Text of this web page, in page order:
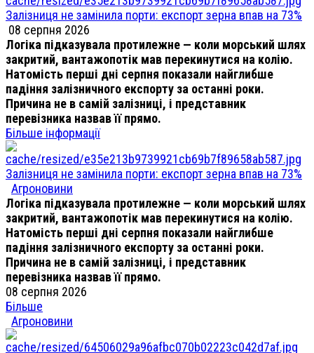
Залізниця не замінила порти: експорт зерна впав на 73%
08 серпня 2026
Логіка підказувала протилежне — коли морський шлях
закритий, вантажопотік мав перекинутися на колію.
Натомість перші дні серпня показали найглибше
падіння залізничного експорту за останні роки.
Причина не в самій залізниці, і представник
перевізника назвав її прямо.
Більше інформації
Залізниця не замінила порти: експорт зерна впав на 73%
Агроновини
Логіка підказувала протилежне — коли морський шлях
закритий, вантажопотік мав перекинутися на колію.
Натомість перші дні серпня показали найглибше
падіння залізничного експорту за останні роки.
Причина не в самій залізниці, і представник
перевізника назвав її прямо.
08 серпня 2026
Більше
Агроновини